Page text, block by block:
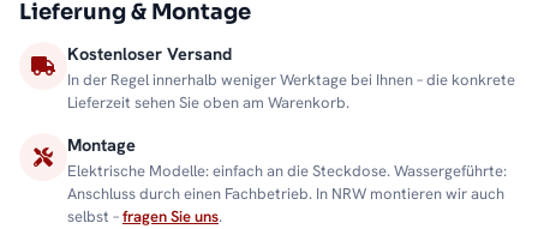
Lieferung & Montage
Kostenloser Versand
In der Regel innerhalb weniger Werktage bei Ihnen – die konkrete
Lieferzeit sehen Sie oben am Warenkorb.
Montage
Elektrische Modelle: einfach an die Steckdose. Wassergeführte:
Anschluss durch einen Fachbetrieb. In NRW montieren wir auch
selbst –fragen Sie uns.